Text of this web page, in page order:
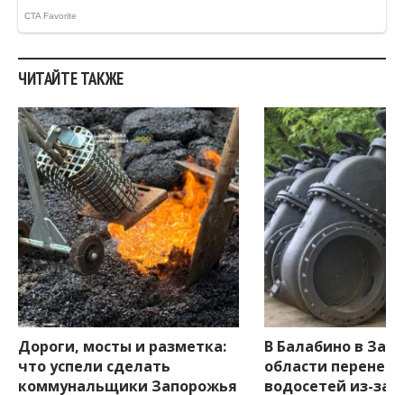
ЧИТАЙТЕ ТАКЖЕ
Дороги, мосты и разметка:
что успели сделать
коммунальщики Запорожья
В Балабино в
области
водосетей из-за